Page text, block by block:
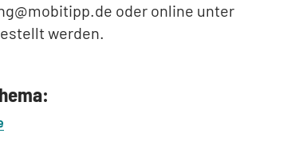
oder online unter
werden.